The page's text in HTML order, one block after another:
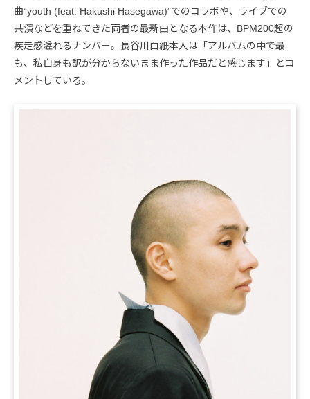
曲“youth (feat. Hakushi Hasegawa)”でのコラボや、ライブでの
共演などを重ねてきた両者の最新曲となる本作は、BPM200超の
疾走感溢れるナンバー。長谷川白紙本人は「アルバムの中で最
も、私自身も訳が分からないまま作った作品だと感じます」とコ
メントしている。